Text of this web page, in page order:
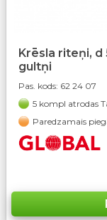
Krēsla riteņi, d
gultņi
Pas. kods: 62 24 07
5 kompl atrodas
Paredzamais